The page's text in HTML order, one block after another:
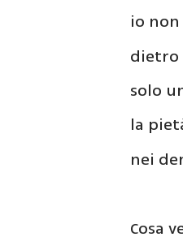
io
dietro
solo
la
nei
Cosa